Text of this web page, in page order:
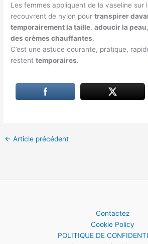
Les femmes appliquent de la vaseline sur
recouvrent de nylon pourtranspirer
temporairement la taille,adoucir la peau
des crèmes chauffantes.
C’est une astuce courante, pratique,
restenttemporaires.
← Article précédent
Contactez
Cookie Policy
POLITIQUE DE